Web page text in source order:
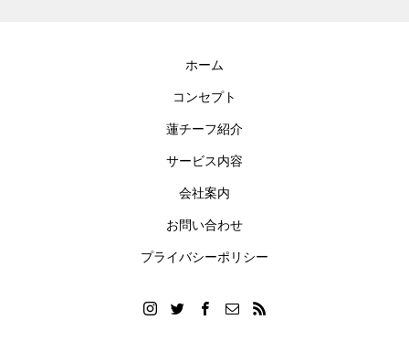
ホーム
コンセプト
蓮チーフ紹介
サービス内容
会社案内
お問い合わせ
プライバシーポリシー